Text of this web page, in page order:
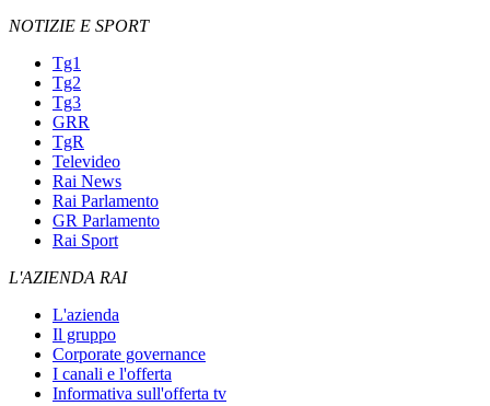
NOTIZIE E SPORT
Tg1
Tg2
Tg3
GRR
TgR
Televideo
Rai News
Rai Parlamento
GR Parlamento
Rai Sport
L'AZIENDA RAI
L'azienda
Il gruppo
Corporate governance
I canali e l'offerta
Informativa sull'offerta tv